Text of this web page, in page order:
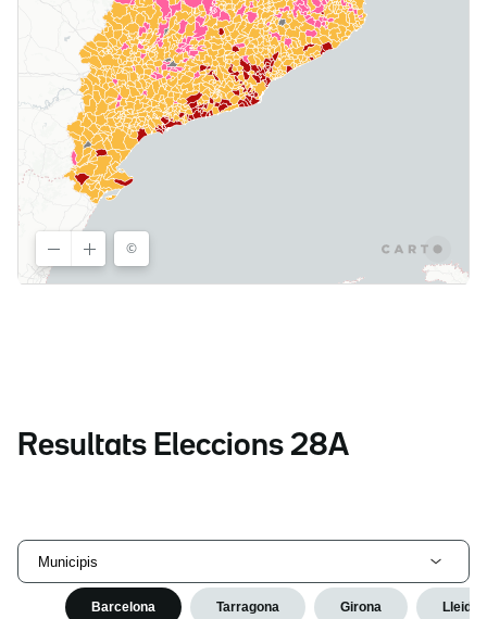
Resultats Eleccions 28A
Municipis
Barcelona Tarragona Girona Lleida